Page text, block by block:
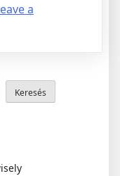
a
Keresés